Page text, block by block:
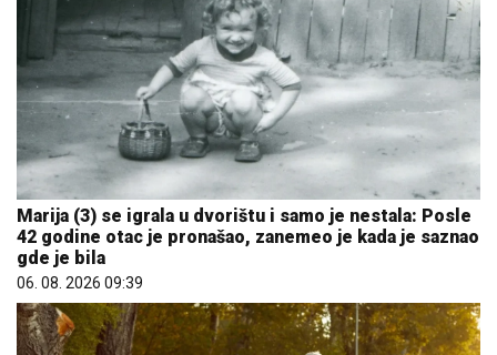
Marija (3) se igrala u dvorištu i samo je nestala: Posle
42 godine otac je pronašao, zanemeo je kada je saznao
gde je bila
06. 08. 2026 09:39